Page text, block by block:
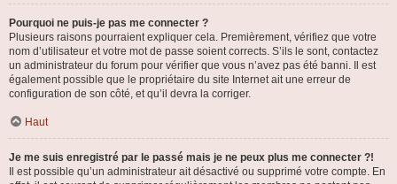
Pourquoi ne puis-je pas me connecter ?
Plusieurs raisons pourraient expliquer cela. Premièrement, vérifiez que votre
nom d’utilisateur et votre mot de passe soient corrects. S’ils le sont, contactez
un administrateur du forum pour vérifier que vous n’avez pas été banni. Il est
également possible que le propriétaire du site Internet ait une erreur de
configuration de son côté, et qu’il devra la corriger.
Haut
Je me suis enregistré par le passé mais je ne peux plus me connecter ?!
Il est possible qu’un administrateur ait désactivé ou supprimé votre compte. En